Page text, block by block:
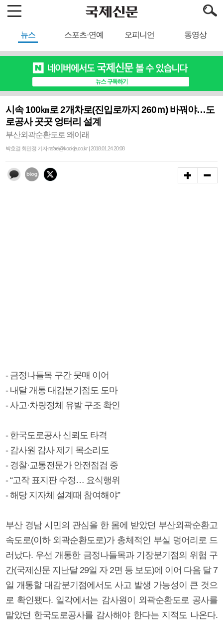
뉴스 스포츠·연예 오피니언 동영상
시속 100㎞로 2개차로(진입로까지 260ｍ) 바꿔야…도
로공사 곳곳 엉터리 설계
부산외곽순환도로 왜이래
박호걸 최민정 기자 rafael@kookje.co.kr | 2018.01.24 20:08
- 금정나들목 구간 뭇매 이어
- 내달 개통 대감분기점도 도마
- 사고·차량정체 유발 구조 확인
- 한국도로공사 신뢰도 타격
- 감사원 감사 제기 목소리도
- 경찰·교통전문가 안전점검 중
- “고작 표지판 수정… 요식행위
- 해당 지자체 설계때 참여해야”
부산 경남 시민의 관심을 한 몸에 받았던 부산외곽순환고
속도로(이하 외곽순환도로)가 총체적인 부실 덩어리로 드
러났다. 우선 개통한 금정나들목과 기장분기점의 위험 구
간(국제신문 지난달 29일 자 2면 등 보도)에 이어 다음 달 7
일 개통할 대감분기점에서도 사고 발생 가능성이 큰 것으
로 확인됐다. 일각에서는 감사원이 외곽순환도로 공사를
맡았던 한국도로공사를 감사해야 한다는 지적도 나온다.